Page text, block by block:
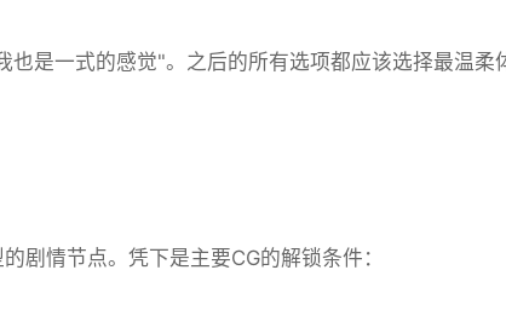
是一式的感觉"。之后的所有选项都应该选择最温柔
剧情节点。凭下是主要CG的解锁条件：